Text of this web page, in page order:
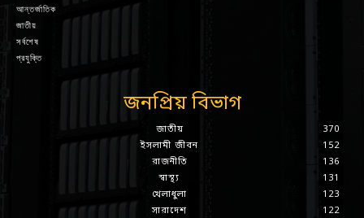
আন্তর্জাতিক
জাতীয়
সর্বশেষ
প্রযুক্তি
জনপ্রিয় বিভাগ
জাতীয়
370
ইসলামী জীবন
152
রাজনীতি
136
স্বাস্থ্য
131
খেলাধুলা
123
সারাদেশ
122